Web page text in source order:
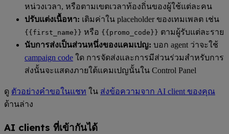
หน่วงเวลา, หรือตามเขตเวลาท้องถิ่นของผู้ใช้แต่ละคน
ปรับแต่งเนื้อหา: เติมค่าใน placeholder ของเทมเพลต เช่น
{{first_name}} หรือ {{promo_code}} ตามผู้รับแต่ละราย
นับการส่งเป็นส่วนหนึ่งของแคมเปญ: บอก agent ว่าจะใช้
campaign code ใด การจัดส่งและการมีส่วนร่วมสำหรับการ
ส่งนั้นจะแสดงภายใต้แคมเปญนั้นใน Control Panel
ดู ตัวอย่างคำขอในแชท ใน ส่งข้อความจาก AI client ของคุณ
ด้านล่าง
AI clients ที่เข้ากันได้